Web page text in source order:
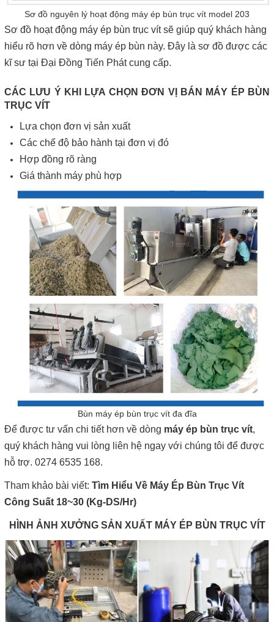
Sơ đồ nguyên lý hoạt động máy ép bùn trục vít model 203
Sơ đồ hoạt động máy ép bùn trục vítsẽ giúp quý khách hàng
hiểu rõ hơn về dòng máy ép bùn này. Đây là sơ đồ được các
kĩ sư tại Đại Đồng Tiến Phát cung cấp.
CÁC LƯU Ý KHI LỰA CHỌN ĐƠN VỊ BÁN MÁY ÉP BÙN
TRỤC VÍT
Lựa chọn đơn vị sản xuất
Các chế độ bảo hành tại đơn vị đó
Hợp đồng rõ ràng
Giá thành máy phù hợp
Bùn máy ép bùn trục vít đa đĩa
Để được tư vấn chi tiết hơn về dòng máy ép bùn trục vít,
quý khách hàng vui lòng liên hệ ngay với chúng tôi để được
hỗ trợ. 0274 6535 168.
Tham khảo bài viết: Tìm Hiểu Về Máy Ép Bùn Trục Vít
Công Suất 18~30 (Kg-DS/Hr)
HÌNH ẢNH XƯỞNG SẢN XUẤT MÁY ÉP BÙN TRỤC VÍT